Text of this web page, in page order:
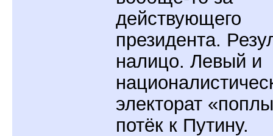
действующего
президента.
налицо. Левый и
электорат
потёк к Путину.